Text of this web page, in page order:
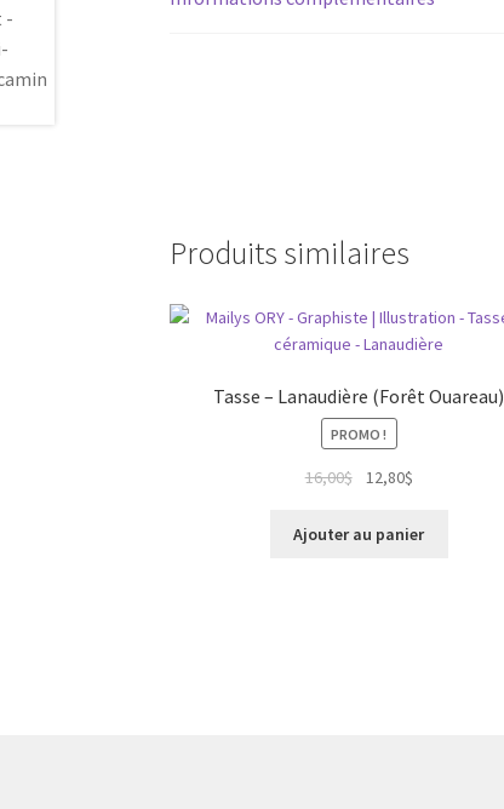
Produits similaires
Tasse – Lanaudière (Forêt Ouareau)
PROMO !
16,00$
Le
initial
12,80$
actuel
Ajouter au panier